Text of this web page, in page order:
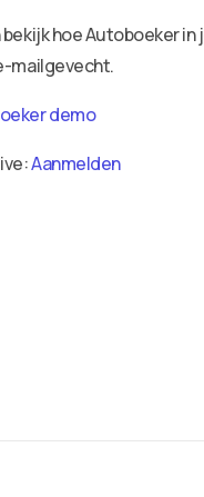
hoe Autoboeker
mailgevecht.
demo
Aanmelden